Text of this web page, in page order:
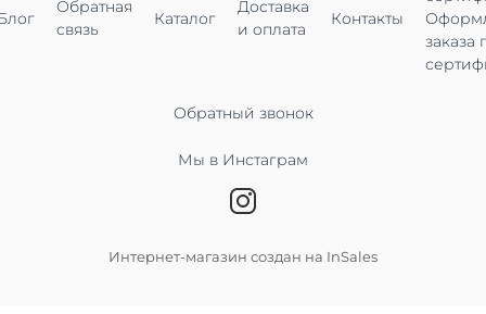
Обратная
связь
Каталог
Доставка
и оплата
Контакты
заказа
Обратный звонок
Мы в Инстаграм
Интернет-магазин создан на InSales